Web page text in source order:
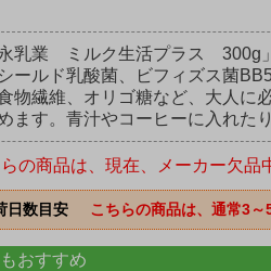
乳業 ミルク生活プラス 300g」
ールド乳酸菌、ビフィズス菌
物繊維、オリゴ糖など、大人に
ます。青汁やコーヒーに入れた
の商品は、現在、メーカー欠品
数目安 こちらの商品は、通常3～
おすすめ